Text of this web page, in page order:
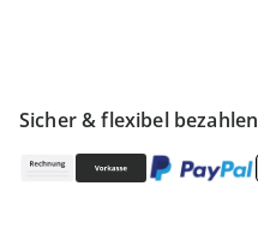
Sicher & flexibel bezahlen